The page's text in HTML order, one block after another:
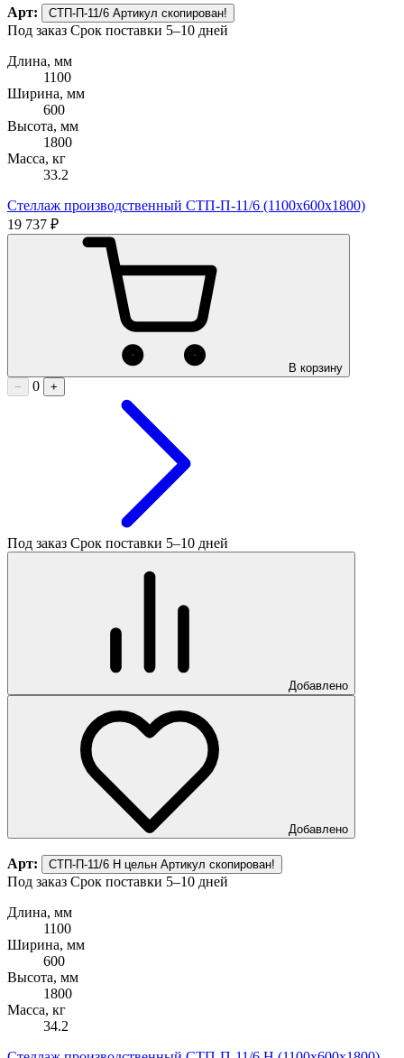
Арт: СТП-П-11/6 Артикул скопирован!
Под заказ Срок поставки 5–10 дней
Длина, мм
1100
Ширина, мм
600
Высота, мм
1800
Масса, кг
33.2
Стеллаж производственный СТП-П-11/6 (1100х600х1800)
19 737 ₽
В корзину
−
0 +
Под заказ Срок поставки 5–10 дней
Добавлено
Добавлено
Арт: СТП-П-11/6 Н цельн Артикул скопирован!
Под заказ Срок поставки 5–10 дней
Длина, мм
1100
Ширина, мм
600
Высота, мм
1800
Масса, кг
34.2